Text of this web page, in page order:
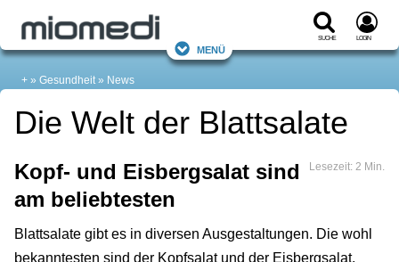
Suche Login
Menü
+ Gesundheit News
Die Welt der Blattsalate
Lesezeit: 2 Min.
Kopf- und Eisbergsalat sind
am beliebtesten
Blattsalate gibt es in diversen Ausgestaltungen. Die wohl
bekanntesten sind der Kopfsalat und der Eisbergsalat,